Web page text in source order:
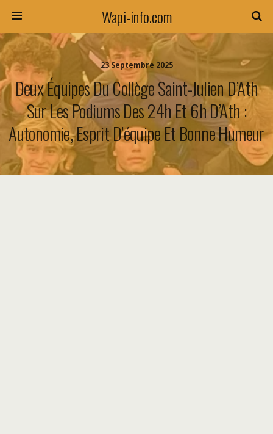
Wapi-info.com
23 Septembre 2025
Deux Équipes Du Collège Saint-Julien D’Ath
Sur Les Podiums Des 24h Et 6h D’Ath :
Autonomie, Esprit D’équipe Et Bonne Humeur